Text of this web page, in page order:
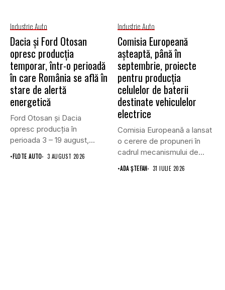
Industrie Auto
Dacia și Ford Otosan
opresc producția
temporar, într-o perioadă
în care România se află în
stare de alertă
energetică
Ford Otosan și Dacia
opresc producția în
perioada 3 – 19 august,...
•FLOTE AUTO 3 AUGUST 2026
Industrie Auto
Comisia Europeană
așteaptă, până în
septembrie, proiecte
pentru producția
celulelor de baterii
destinate vehiculelor
electrice
Comisia Europeană a lansat
o cerere de propuneri în
cadrul mecanismului de...
•ADA ȘTEFAN 31 IULIE 2026